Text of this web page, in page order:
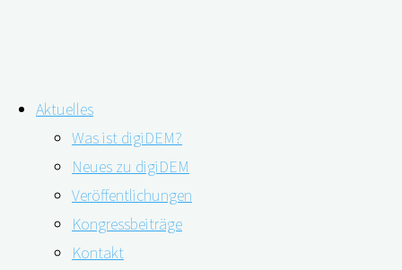
Inhalt
springen
Aktuelles
Was ist digiDEM?
Neues zu digiDEM
Veröffentlichungen
Kongressbeiträge
Kontakt
Schlagwort:SveDem
Demenzdiagnostik vereinheitlichen